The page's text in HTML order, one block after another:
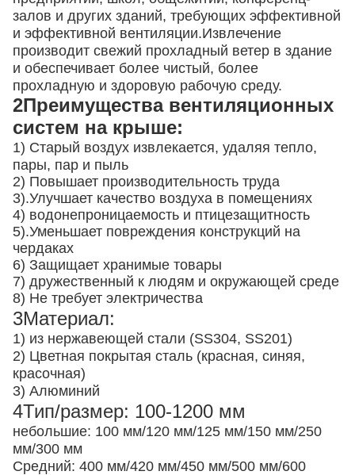
залов и других зданий, требующих эффективной
и эффективной вентиляции.Извлечение
производит свежий прохладный ветер в здание
и обеспечивает более чистый, более
прохладную и здоровую рабочую среду.
2Преимущества вентиляционных
систем на крыше:
1) Старый воздух извлекается, удаляя тепло,
пары, пар и пыль
2) Повышает производительность труда
3).Улучшает качество воздуха в помещениях
4) водонепроницаемость и птицезащитность
5).Уменьшает повреждения конструкций на
чердаках
6) Защищает хранимые товары
7) дружественный к людям и окружающей среде
8) Не требует электричества
3Материал:
1) из нержавеющей стали (SS304, SS201)
2) Цветная покрытая сталь (красная, синяя,
красочная)
3) Алюминий
4Тип/размер: 100-1200 мм
небольшие: 100 мм/120 мм/125 мм/150 мм/250
мм/300 мм
Средний: 400 мм/420 мм/450 мм/500 мм/600